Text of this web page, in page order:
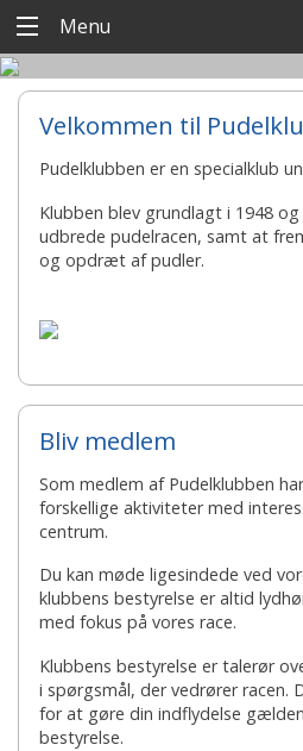
Menu
Velkommen til
Pudelklubben er en specialklub
Klubben blev grundlagt i 1948
udbrede pudelracen, samt at
og opdræt af pudler.
Bliv medlem
Som medlem af Pudelklubben
forskellige aktiviteter med
centrum.
Du kan møde ligesindede ved
klubbens bestyrelse er altid
med fokus på vores race.
Klubbens bestyrelse er talerør
i spørgsmål, der vedrører racen.
for at gøre din indflydelse
bestyrelse.